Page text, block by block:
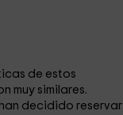
de estos
muy similares.
decidido reservar